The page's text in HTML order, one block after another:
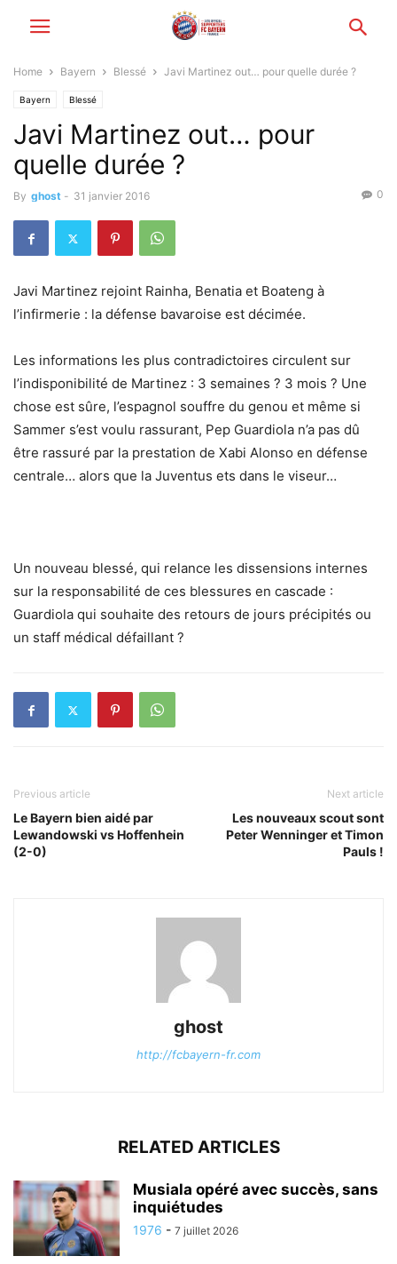
Home Bayern Blessé Javi Martinez out… pour quelle durée ?
Bayern Blessé
Javi Martinez out… pour
quelle durée ?
By ghost - 31 janvier 2016 0
Javi Martinez rejoint Rainha, Benatia et Boateng à
l’infirmerie : la défense bavaroise est décimée.
Les informations les plus contradictoires circulent sur
l’indisponibilité de Martinez : 3 semaines ? 3 mois ? Une
chose est sûre, l’espagnol souffre du genou et même si
Sammer s’est voulu rassurant, Pep Guardiola n’a pas dû
être rassuré par la prestation de Xabi Alonso en défense
centrale… alors que la Juventus ets dans le viseur…
Un nouveau blessé, qui relance les dissensions internes
sur la responsabilité de ces blessures en cascade :
Guardiola qui souhaite des retours de jours précipités ou
un staff médical défaillant ?
Previous article
Le Bayern bien aidé par
Lewandowski vs Hoffenhein
(2-0)
Next article
Les nouveaux scout sont
Peter Wenninger et Timon
Pauls !
ghost
http://fcbayern-fr.com
RELATED ARTICLES
Musiala opéré avec succès, sans
inquiétudes
1976 - 7 juillet 2026